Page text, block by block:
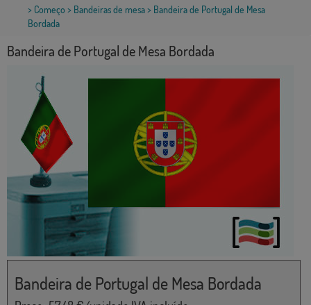
> Começo > Bandeiras de mesa> Bandeira de Portugal de Mesa
Bordada
Bandeira de Portugal de Mesa Bordada
Bandeira de Portugal de Mesa Bordada